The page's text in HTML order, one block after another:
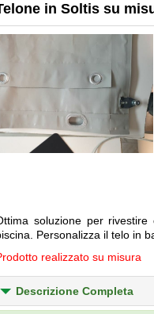
in Soltis su
soluzione per
Personalizza il telo in
realizzato su misura
Descrizione Completa